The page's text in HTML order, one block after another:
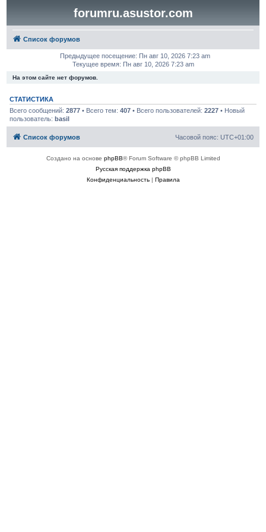
forumru.asustor.com
Список форумов
Предыдущее посещение: Пн авг 10, 2026 7:23 am
Текущее время: Пн авг 10, 2026 7:23 am
На этом сайте нет форумов.
СТАТИСТИКА
Всего сообщений: 2877• Всего тем: 407• Всего пользователей: 2227• Новый
пользователь: basil
Список форумов Часовой пояс: UTC+01:00
Создано на основе phpBB® Forum Software © phpBB Limited
Русская поддержка phpBB
Конфиденциальность| Правила